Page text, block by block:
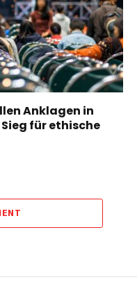
Anklagen in
für ethische